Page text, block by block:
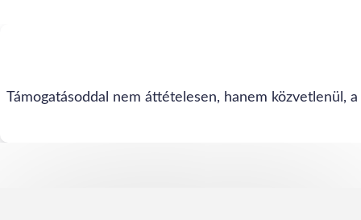
Támogatásoddal nem áttételesen, hanem közvetlenül,